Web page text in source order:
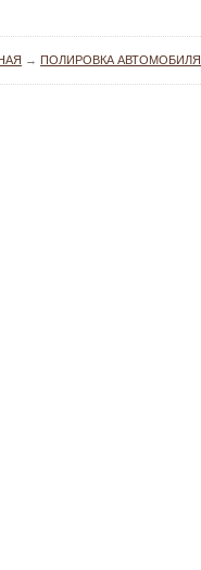
→ ПОЛИРОВКА АВТОМОБИЛЯ